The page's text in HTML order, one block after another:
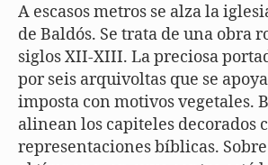
A escasos metros se alza la
de Baldós. Se trata de una obra
siglos XII-XIII. La preciosa
por seis arquivoltas que se
imposta con motivos vegetales.
alinean los capiteles decorados
representaciones bíblicas. Sobre